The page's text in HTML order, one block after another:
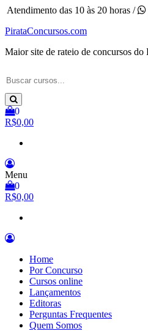
Pular
o
Atendimento das 10 às 20 horas /
PirataConcursos.com
Maior site de rateio de concursos do
0
R$0,00
Menu
0
R$0,00
Home
Por Concurso
Cursos online
Lançamentos
Editoras
Perguntas Frequentes
Quem Somos